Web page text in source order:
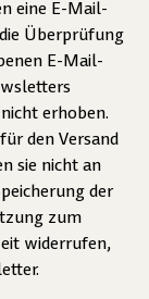
eine E-Mail-
Überprüfung
E-Mail-
erhoben.
den Versand
sie nicht an
der
zum
widerrufen,